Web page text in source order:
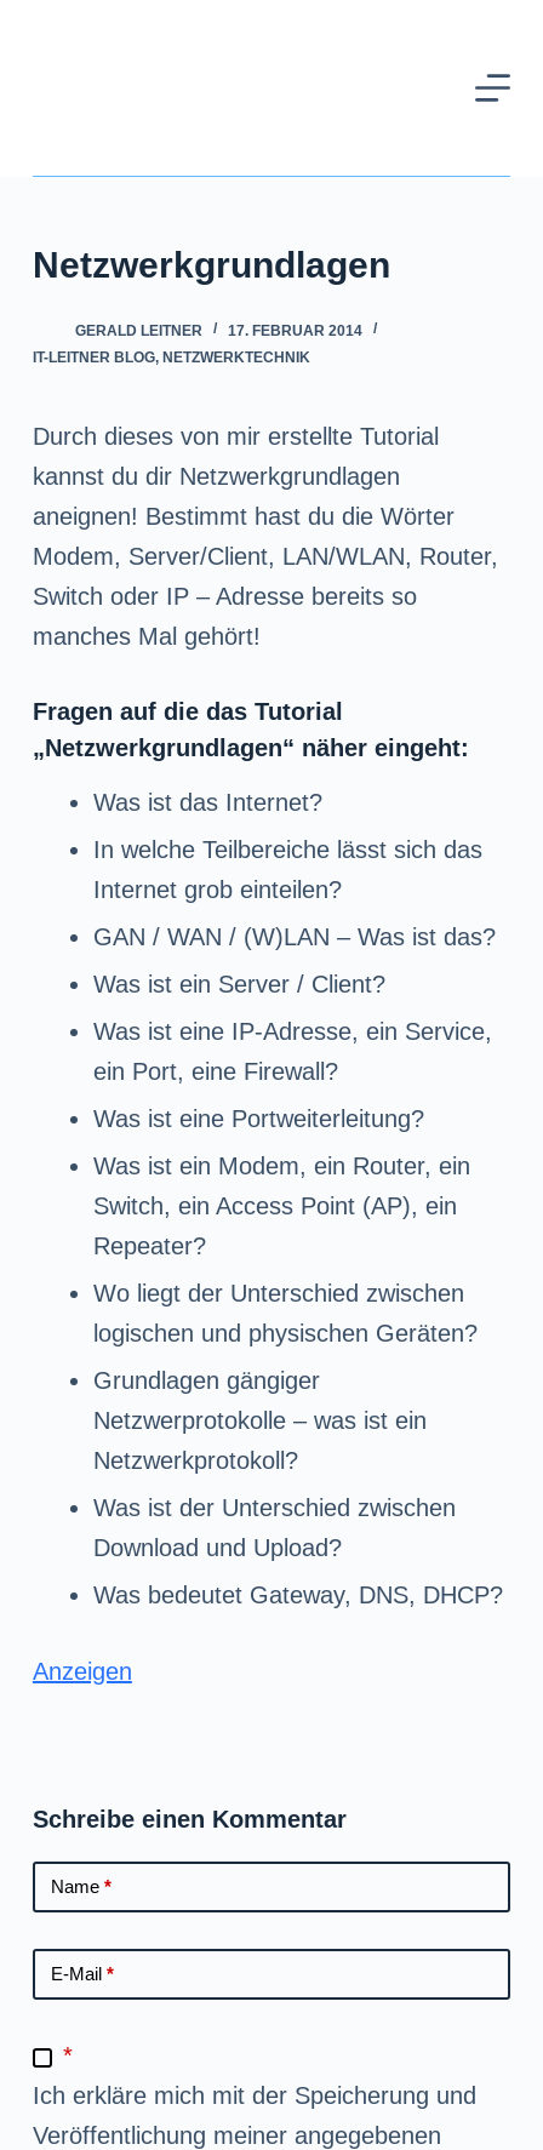
a
p
n
g
e
Netzwerkgrundlagen
GERALD LEITNER
17. FEBRUAR 2014
IT-LEITNER BLOG, NETZWERKTECHNIK
Durch dieses von mir erstellte Tutorial
kannst du dir Netzwerkgrundlagen
aneignen! Bestimmt hast du die Wörter
Modem, Server/Client, LAN/WLAN, Router,
Switch oder IP – Adresse bereits so
manches Mal gehört!
Fragen auf die das Tutorial
„Netzwerkgrundlagen“ näher eingeht:
Was ist das Internet?
In welche Teilbereiche lässt sich das
Internet grob einteilen?
GAN / WAN / (W)LAN – Was ist das?
Was ist ein Server / Client?
Was ist eine IP-Adresse, ein Service,
ein Port, eine Firewall?
Was ist eine Portweiterleitung?
Was ist ein Modem, ein Router, ein
Switch, ein Access Point (AP), ein
Repeater?
Wo liegt der Unterschied zwischen
logischen und physischen Geräten?
Grundlagen gängiger
Netzwerprotokolle – was ist ein
Netzwerkprotokoll?
Was ist der Unterschied zwischen
Download und Upload?
Was bedeutet Gateway, DNS, DHCP?
Anzeigen
Schreibe einen Kommentar
Name*
E-Mail*
*
Ich erkläre mich mit der Speicherung und
Veröffentlichung meiner angegebenen